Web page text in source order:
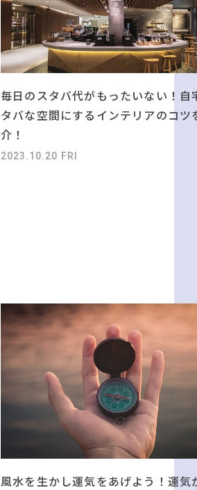
毎日のスタバ代がもったいない！自
タバな空間にするインテリアのコツ
介！
2023.10.20 FRI
風水を生かし運気をあげよう！運気